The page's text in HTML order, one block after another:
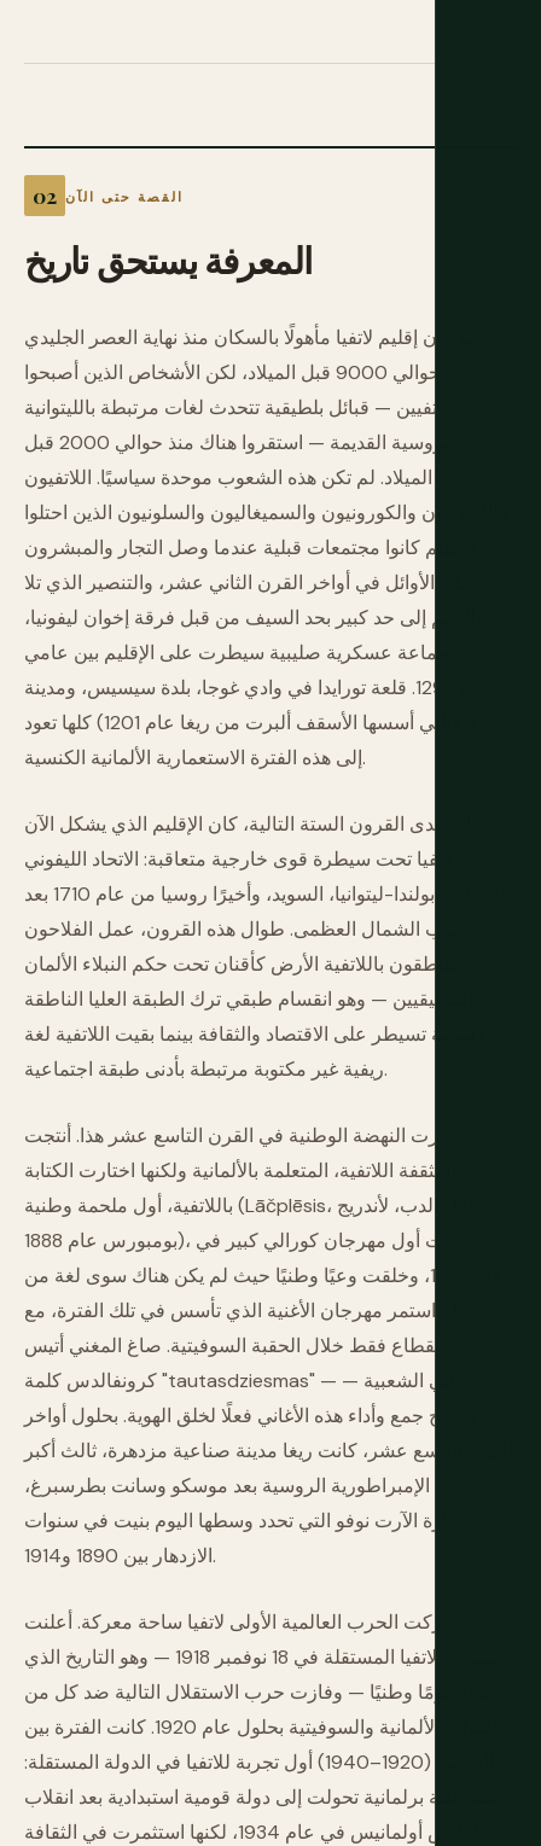
القصة حتى الآن
تاريخيستحقالمعرفة
لقد كان إقليم لاتفيا مأهولًا بالسكان منذ نهاية العصر الجليدي
الأخير حوالي 9000 قبل الميلاد، لكن الأشخاص الذين أصبحوا
لاتفيين — قبائل بلطيقية تتحدث لغات مرتبطة بالليتوانية
والبروسية القديمة — استقروا هناك منذ حوالي 2000 قبل
الميلاد. لم تكن هذه الشعوب موحدة سياسيًا. اللاتفيون
والليفونيون والكورونيون والسميغاليون والسلونيون الذين احتلوا
الإقليم كانوا مجتمعات قبلية عندما وصل التجار والمبشرون
الألمان الأوائل في أواخر القرن الثاني عشر، والتنصير الذي تلا
ذلك تم إلى حد كبير بحد السيف من قبل فرقة إخوان ليفونيا،
وهي جماعة عسكرية صليبية سيطرت على الإقليم بين عامي
1202 و1290. قلعة تورايدا في وادي غوجا، بلدة سيسيس، ومدينة
ريغا (التي أسسها الأسقف ألبرت من ريغا عام 1201) كلها تعود
إلى هذه الفترة الاستعمارية الألمانية الكنسية.
على مدى القرون الستة التالية، كان الإقليم الذي يشكل الآن
لاتفيا تحت سيطرة قوى خارجية متعاقبة: الاتحاد الليفوني
الألماني، بولندا-ليتوانيا، السويد، وأخيرًا روسيا من عام 1710 بعد
حرب الشمال العظمى. طوال هذه القرون، عمل الفلاحون
الناطقون باللاتفية الأرض كأقنان تحت حكم النبلاء الألمان
البلطيقيين — وهو انقسام طبقي ترك الطبقة العليا الناطقة
بالألمانية تسيطر على الاقتصاد والثقافة بينما بقيت اللاتفية لغة
ريفية غير مكتوبة مرتبطة بأدنى طبقة اجتماعية.
غيرت النهضة الوطنية في القرن التاسع عشر هذا. أنتجت
المثقفة اللاتفية، المتعلمة بالألمانية ولكنها اختارت الكتابة
باللاتفية، أول ملحمة وطنية (Lāčplēsis، قاتل الدب، لأندريج
بومبورس عام 1888)، ونظمت أول مهرجان كورالي كبير في
عام 1873، وخلقت وعيًا وطنيًا حيث لم يكن هناك سوى لغة من
قبل. استمر مهرجان الأغنية الذي تأسس في تلك الفترة، مع
انقطاع فقط خلال الحقبة السوفيتية. صاغ المغني أتيس
كرونفالدس كلمة "tautasdziesmas" — الأغاني الشعبية —
وأصبح جمع وأداء هذه الأغاني فعلًا لخلق الهوية. بحلول أواخر
القرن التاسع عشر، كانت ريغا مدينة صناعية مزدهرة، ثالث أكبر
مدينة في الإمبراطورية الروسية بعد موسكو وسانت بطرسبرغ،
وعمارة الآرت نوفو التي تحدد وسطها اليوم بنيت في سنوات
الازدهار بين 1890 و1914.
تركت الحرب العالمية الأولى لاتفيا ساحة معركة. أعلنت
جمهورية لاتفيا المستقلة في 18 نوفمبر 1918 — وهو التاريخ الذي
لا يزال يومًا وطنيًا — وفازت حرب الاستقلال التالية ضد كل من
القوات الألمانية والسوفيتية بحلول عام 1920. كانت الفترة بين
الحربين (1920–1940) أول تجربة للاتفيا في الدولة المستقلة:
ديمقراطية برلمانية تحولت إلى دولة قومية استبدادية بعد انقلاب
كارليس أولمانيس في عام 1934، لكنها استثمرت في الثقافة